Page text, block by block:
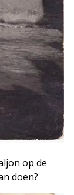
op de
doen?